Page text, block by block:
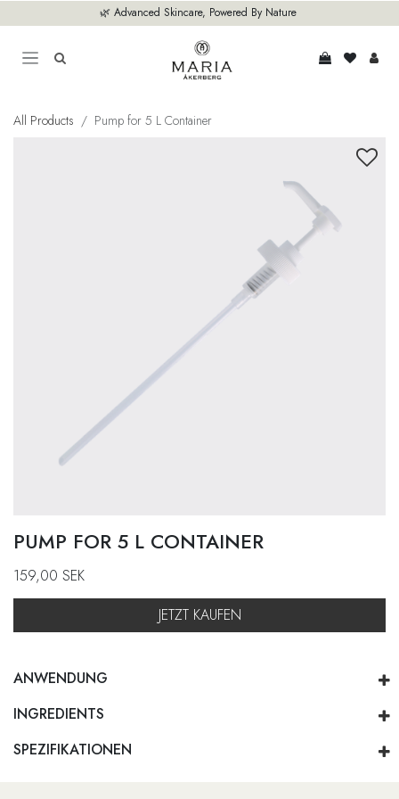
🌿 Advanced Skincare, Powered By Nature
All Products Pump for 5 L Container
PUMP FOR 5 L CONTAINER
159,00 SEK
JETZT KAUFEN
ANWENDUNG
INGREDIENTS
SPEZIFIKATIONEN